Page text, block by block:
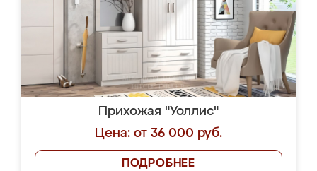
Прихожая "Уоллис"
Цена: от 36 000 руб.
ПОДРОБНЕЕ